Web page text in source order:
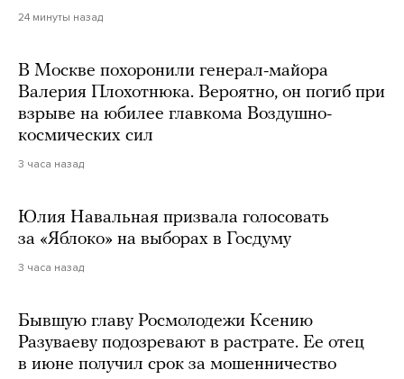
24 минуты назад
В Москве похоронили генерал-майора
Валерия Плохотнюка. Вероятно, он погиб при
взрыве на юбилее главкома Воздушно-
космических сил
3 часа назад
Юлия Навальная призвала голосовать
за «Яблоко» на выборах в Госдуму
3 часа назад
Бывшую главу Росмолодежи Ксению
Разуваеву подозревают в растрате. Ее отец
в июне получил срок за мошенничество